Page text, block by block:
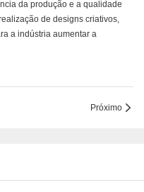
da produção e a qualidade
de designs criativos,
a indústria aumentar a
Próximo